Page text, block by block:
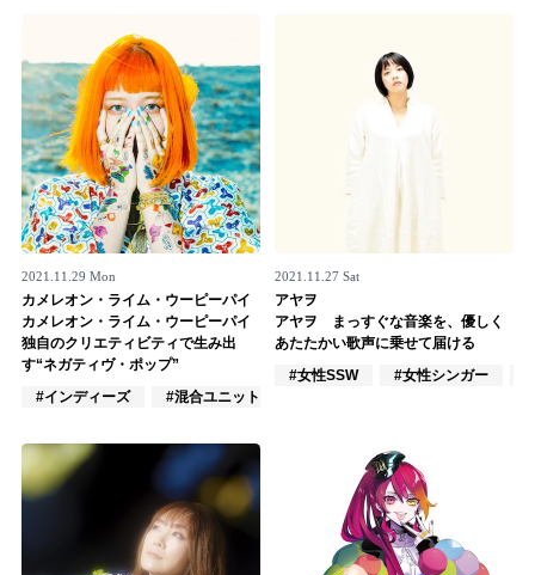
2021.11.29 Mon
カメレオン・ライム・ウーピーパイ
カメレオン・ライム・ウーピーパイ
独自のクリエティビティで生み出
す“ネガティヴ・ポップ”
#インディーズ
#混合ユニット
2021.11.27 Sat
アヤヲ
アヤヲ まっすぐな音楽を、優しく
あたたかい歌声に乗せて届ける
#女性SSW
#女性シンガー